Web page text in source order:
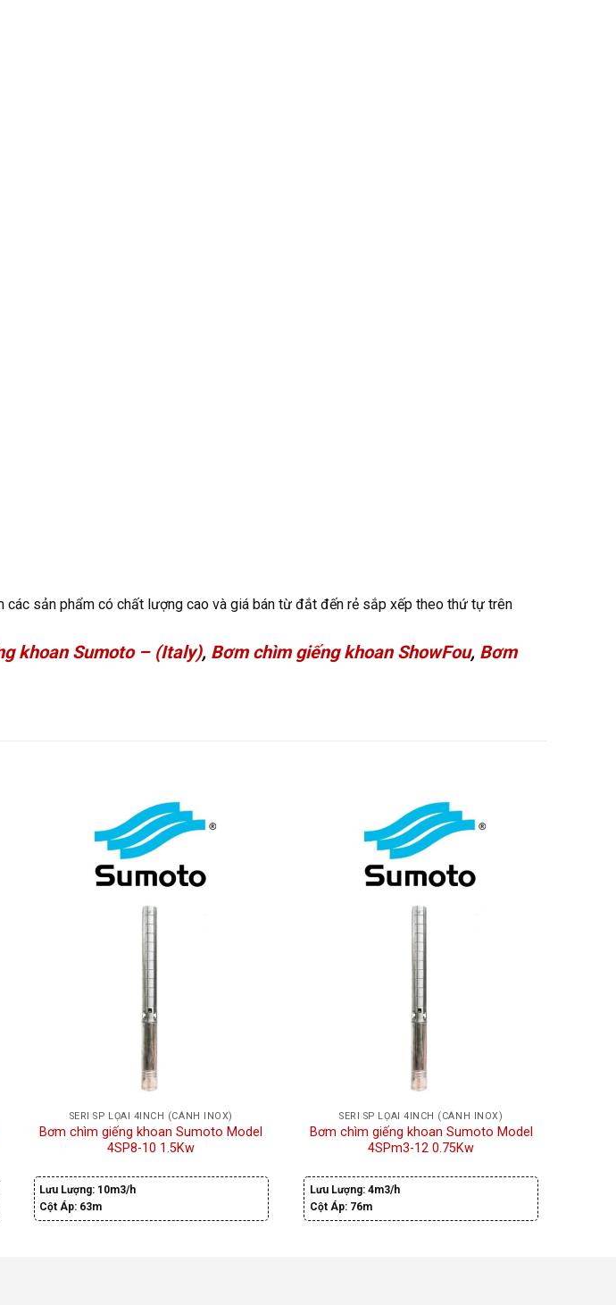
sản phẩm có chất lượng cao và giá bán từ đắt đến rẻ sắp xếp theo thứ tự trên
khoan Sumoto – (Italy), Bơm chìm giếng khoan ShowFou, Bơm
SERI SP LỌAI 4INCH (CÁNH INOX)
Bơm chìm giếng khoan Sumoto Model
4SP8-10 1.5Kw
Lưu Lượng: 10m3/h
Cột Áp: 63m
SERI SP LỌAI 4INCH (CÁNH INOX)
Bơm chìm giếng khoan Sumoto Model
4SPm3-12 0.75Kw
Lưu Lượng: 4m3/h
Cột Áp: 76m